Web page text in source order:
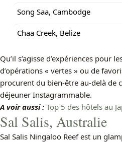
Song Saa, Cambodge
Chaa Creek, Belize
Qu’il s’agisse d’expériences
d’opérations « vertes » ou de
procurent du bien-être au-delà de
déjeuner Instagrammable.
A voir aussi : Top 5 des hôtels au
Sal Salis, Australie
Sal Salis Ningaloo Reef est un